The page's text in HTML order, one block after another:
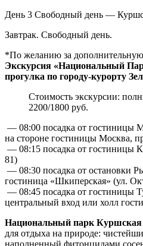
День 3 Свободный день —
Завтрак. Свободный день.
*По желанию за
Экскурсия «Национальный
прогулка по городу-курорту
Стоимость экскурсии:
2200/1800 руб.
— 08:00 посадка от гостиницы
на стороне гостиницы Москва,
— 08:15 посадка от гостиницы
81)
— 08:30 посадка от остановки
гостиница «Шкиперская» (ул.
— 08:45 посадка от гостиницы
центральный вход или холл
Национальный парк Куршская
для отдыха на природе:
наполненный фитонцидами